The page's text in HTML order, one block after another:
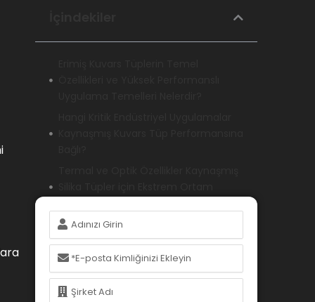
Erimiş Kuvars Tüpler ve Alternatif
Malzemeler: Mühendislik Seçimi için
Performans Karşılaştırması
Üretim Süreçleri Erimiş Silika Tüp
Performansını ve Kalitesini Nasıl
İsim
E-
posta
İsim